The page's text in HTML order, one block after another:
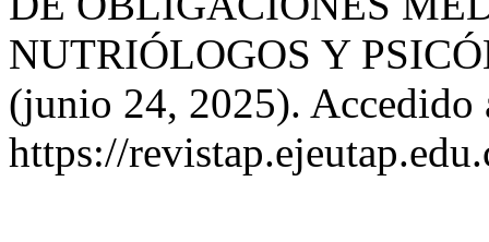
NUTRIÓLOGOS Y
(junio 24, 2025). Accedido
https://